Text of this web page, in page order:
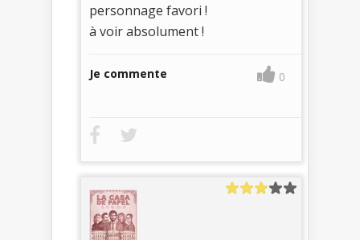
personnage favori !
à voir absolument !
Je commente 0